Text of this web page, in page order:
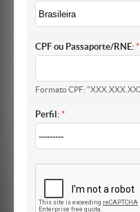
CPF ou Passaporte/RNE:
Formato CPF:
Perfil: